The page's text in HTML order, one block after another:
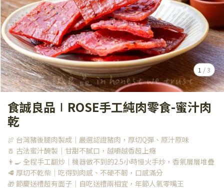
1 /3
食誠良品∣ROSE手工純肉零食-蜜汁肉
乾
🍖 台灣豬後腿肉製成｜嚴選認證豬肉，厚切Q彈、原汁原味
🧂 古法蜜汁醃製｜甘甜不膩口，越嚼越香超上癮
👨‍🍳 全程手工翻炒｜機器做不到的2.5小時慢火手炒，香氣層層堆疊
🥩 厚切不乾柴｜吃得到肉感、不硬不韌，口感滿分
🎁 節慶送禮超有面子｜自吃送禮兩相宜，年節人氣零嘴王